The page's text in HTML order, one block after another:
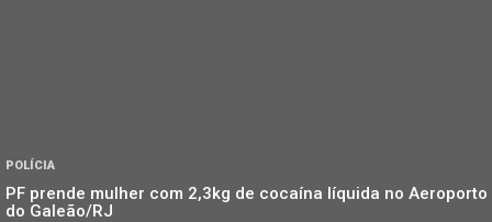
POLÍCIA
PF prende mulher com 2,3kg de cocaína líquida no Aeroporto
do Galeão/RJ